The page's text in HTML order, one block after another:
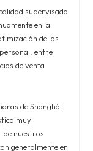
supervisado
en la
de los
entre
de venta
de Shanghái.
muy
de nuestros
generalmente en